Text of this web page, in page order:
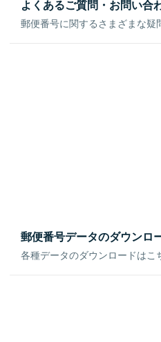
よくあるご質問・お問い合
郵便番号に関するさまざまな疑
郵便番号データのダウンロ
各種データのダウンロードはこ